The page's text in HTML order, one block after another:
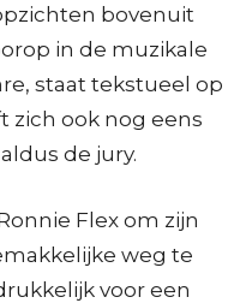
bovenuit
in de muzikale
staat tekstueel op
zich ook nog eens
de jury.
Flex om zijn
weg te
voor een